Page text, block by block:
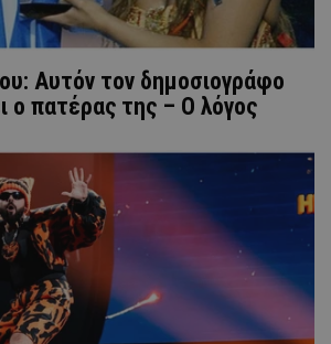
Αυτόν τον δημοσιογράφο
ο πατέρας της – Ο λόγος